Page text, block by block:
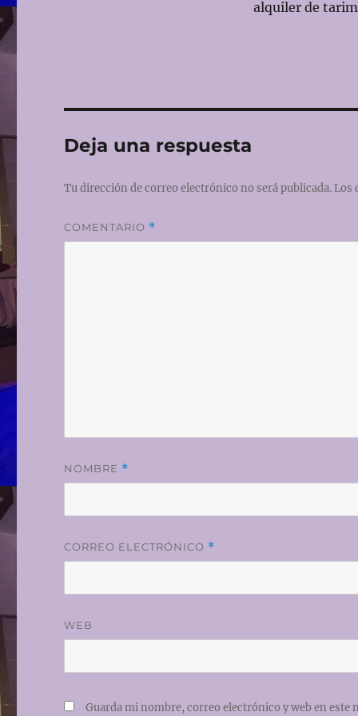
alquiler de
Deja una respuesta
Tu dirección de correo electrónico no será publicada.Los
COMENTARIO *
NOMBRE *
CORREO ELECTRÓNICO *
WEB
Guarda mi nombre, correo electrónico y web en este